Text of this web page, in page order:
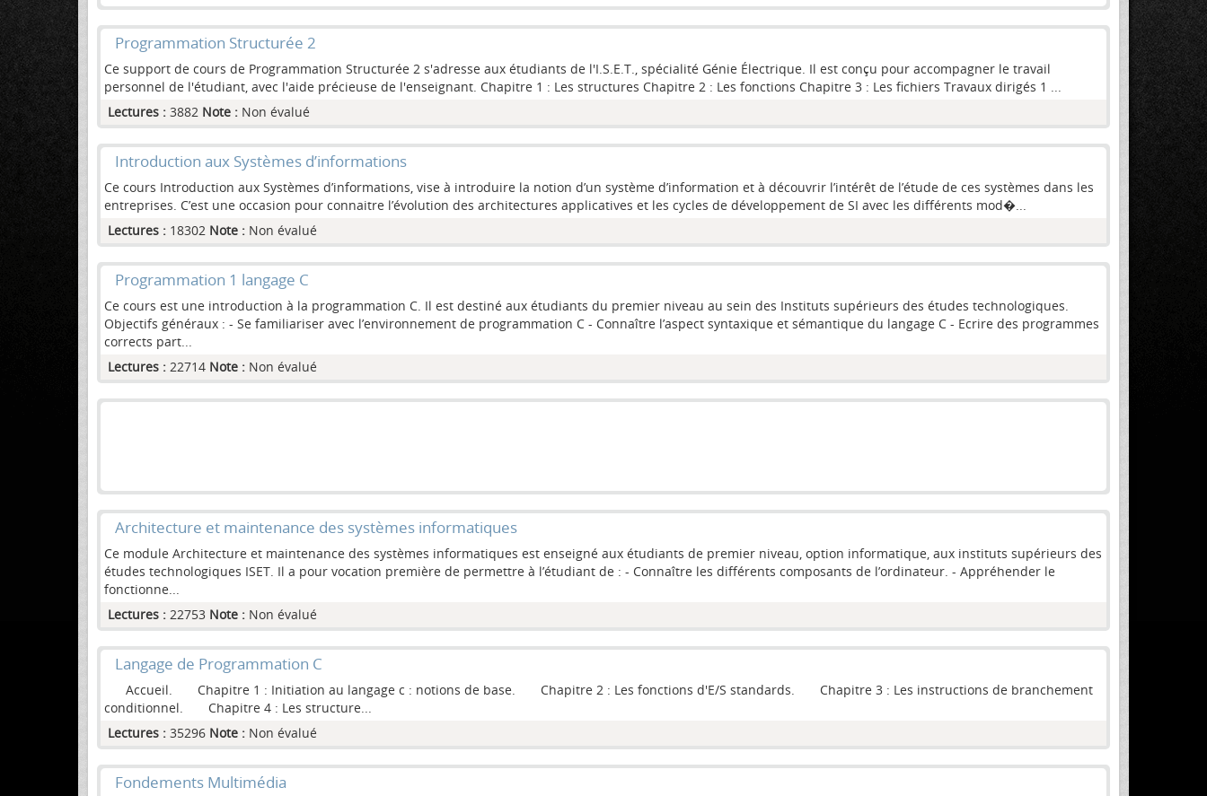
Programmation Structurée 2
Ce support de cours de Programmation Structurée 2 s'adresse aux étudiants de l'I.S.E.T., spécialité Génie Électrique. Il est conçu pour accompagner le travail
personnel de l'étudiant, avec l'aide précieuse de l'enseignant. Chapitre 1 : Les structures Chapitre 2 : Les fonctions Chapitre 3 : Les fichiers Travaux dirigés 1 ...
Lectures : 3882 Note : Non évalué
Introduction aux Systèmes d’informations
Ce cours Introduction aux Systèmes d’informations, vise à introduire la notion d’un système d’information et à découvrir l’intérêt de l’étude de ces systèmes dans les
entreprises. C’est une occasion pour connaitre l’évolution des architectures applicatives et les cycles de développement de SI avec les différents mod�...
Lectures : 18302 Note : Non évalué
Programmation 1 langage C
Ce cours est une introduction à la programmation C. Il est destiné aux étudiants du premier niveau au sein des Instituts supérieurs des études technologiques.
Objectifs généraux : - Se familiariser avec l’environnement de programmation C - Connaître l’aspect syntaxique et sémantique du langage C - Ecrire des programmes
corrects part...
Lectures : 22714 Note : Non évalué
Architecture et maintenance des systèmes informatiques
Ce module Architecture et maintenance des systèmes informatiques est enseigné aux étudiants de premier niveau, option informatique, aux instituts supérieurs des
études technologiques ISET. Il a pour vocation première de permettre à l’étudiant de : - Connaître les différents composants de l’ordinateur. - Appréhender le
fonctionne...
Lectures : 22753 Note : Non évalué
Langage de Programmation C
Accueil. Chapitre 1 : Initiation au langage c : notions de base. Chapitre 2 : Les fonctions d'E/S standards. Chapitre 3 : Les instructions de branchement
conditionnel. Chapitre 4 : Les structure...
Lectures : 35296 Note : Non évalué
Fondements Multimédia